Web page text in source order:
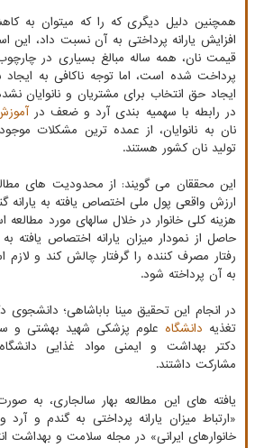
همچنین دلیل دیگری که را که میتوان به
افزایش یارانه پرداختی به آن نسبت داد، این
قیمت نان، همه ساله مبالغ بسیاری در
پرداخت شده است، اما توجه ناکافی به
ایجاد حق انتخاب برای مشتریان و نانوایان
در رابطه با سهمیه بندی آرد و ضعف در
نان به نانوایان، از عمده ترین مشکلات
تولید نان کشور هستند.
این محققان می گویند: از محدودیت های
ارزش واقعی پول ملی اختصاص یافته به یارانه
هزینه کلی خانوار در خلال سالهای مورد
حاصل از نمودار میزان یارانه اختصاص یافته
رفتار مصرف کننده را گرفتار چالش کند و
به آن پرداخته شود.
در انجام این تحقیق مینا باباشاهی؛
تغذیه دانشگاه علوم پزشکی شهید بهشتی و
دکتر بهداشت و ایمنی مواد غذایی
مشارکت داشتند.
یافته های این مطالعه بهار سالجاری، به
«ارتباط میزان یارانه پرداختی به گندم و
خانوارهای ایرانی» در مجله سلامت و بهداشت